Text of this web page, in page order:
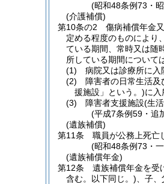
(昭和48条例73・
(介護補償)
第10条の2
傷病補償年金
定める程度のものにより
ている期間、常時又は随
所している期間について
(1)
病院又は診療所に入
(2)
障害者の日常生活
援施設」という。)に入
(3)
障害者支援施設(生
(平成7条例59・追
(遺族補償)
第11条
職員が公務上死亡
(昭和48条例73・
(遺族補償年金)
第12条
遺族補償年金を受
含む。以下同じ。) 、子